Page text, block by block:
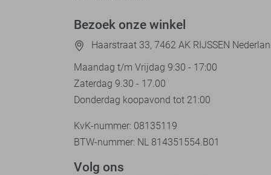
Bezoek onze winkel
Haarstraat 33, 7462 AK RIJSSEN
Maandag t/m Vrijdag 9:30 - 17:00
Zaterdag 9.30 - 17.00
Donderdag koopavond tot 21:00
KvK-nummer: 08135119
BTW-nummer: NL 814351554.B01
Volg ons